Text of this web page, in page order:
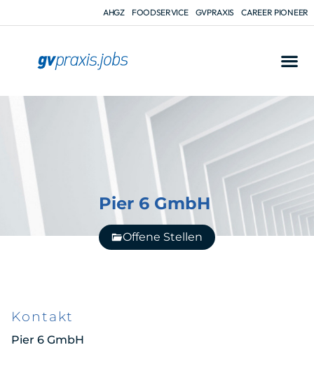
AHGZ FOODSERVICE GVPRAXIS CAREER PIONEER
Pier 6 GmbH
Offene Stellen
Kontakt
Pier 6 GmbH